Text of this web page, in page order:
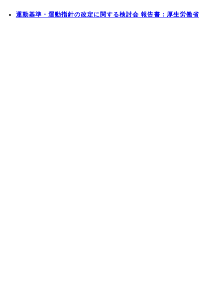
運動基準・運動指針の改定に関する検討会 報告書：厚生労働省